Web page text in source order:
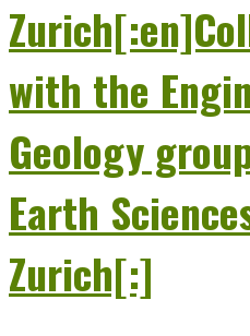
with the
Geology
Earth
Zurich[:]